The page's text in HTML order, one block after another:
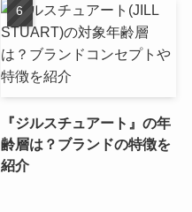
『ジルスチュアート』の年
齢層は？ブランドの特徴を
紹介